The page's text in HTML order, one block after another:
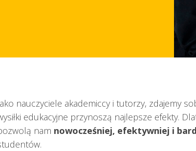
nauczyciele akademiccy i tutorzy, zdajemy
edukacyjne przynoszą najlepsze efekty.
nam nowocześniej, efektywniej i